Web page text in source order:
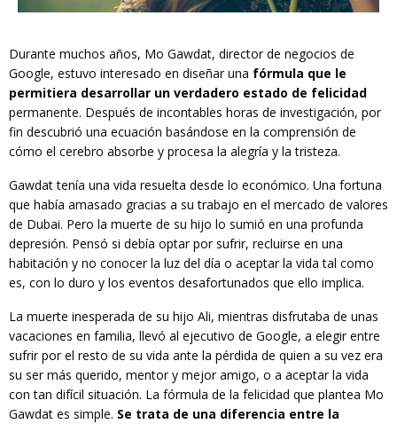
Durante muchos años, Mo Gawdat, director de negocios de
Google, estuvo interesado en diseñar una fórmula que le
permitiera desarrollar un verdadero estado de felicidad
permanente. Después de incontables horas de investigación, por
fin descubrió una ecuación basándose en la comprensión de
cómo el cerebro absorbe y procesa la alegría y la tristeza.
Gawdat tenía una vida resuelta desde lo económico. Una fortuna
que había amasado gracias a su trabajo en el mercado de valores
de Dubai. Pero la muerte de su hijo lo sumió en una profunda
depresión. Pensó si debía optar por sufrir, recluirse en una
habitación y no conocer la luz del día o aceptar la vida tal como
es, con lo duro y los eventos desafortunados que ello implica.
La muerte inesperada de su hijo Ali, mientras disfrutaba de unas
vacaciones en familia, llevó al ejecutivo de Google, a elegir entre
sufrir por el resto de su vida ante la pérdida de quien a su vez era
su ser más querido, mentor y mejor amigo, o a aceptar la vida
con tan difícil situación. La fórmula de la felicidad que plantea Mo
Gawdat es simple. Se trata de una diferencia entre la